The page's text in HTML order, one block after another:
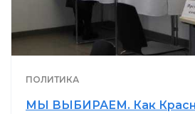
ПОЛИТИКА
МЫ ВЫБИРАЕМ. Как